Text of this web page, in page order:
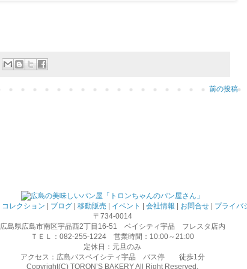
前の投稿
コレクション | ブログ| 移動販売| イベント | 会社情報 | お問合せ| プライバ
〒734-0014
広島県広島市南区宇品西2丁目16-51 ベイシティ宇品 フレスタ店内
ＴＥＬ：082-255-1224 営業時間：10:00～21:00
定休日：元旦のみ
アクセス：広島バスベイシティ宇品 バス停 徒歩1分
Copyright(C) TORON’S BAKERY All Right Reserved.